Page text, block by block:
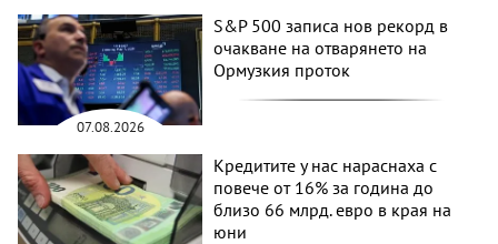
07.08.2026
S&P 500 записа нов рекорд в
очакване на отварянето на
Ормузкия проток
Кредитите у нас нараснаха с
повече от 16% за година до
близо 66 млрд. евро в края на
юни